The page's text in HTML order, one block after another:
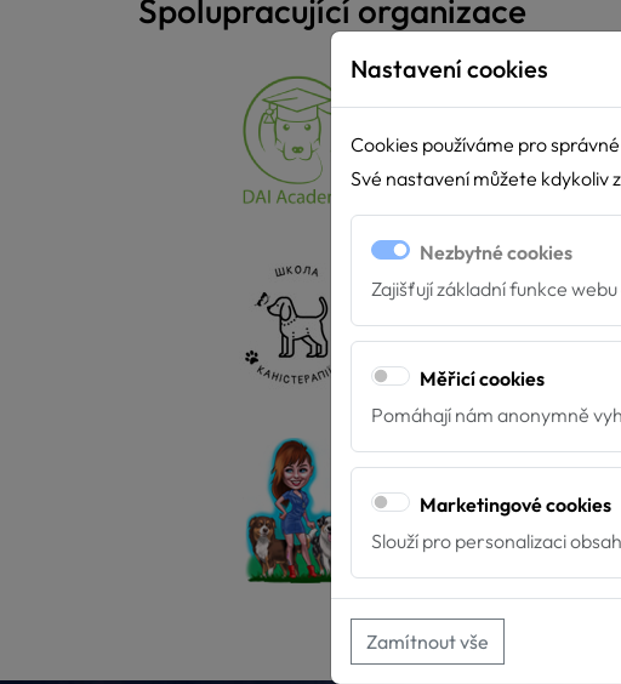
Spolupracující organizace
Nastavení cookies
Cookies používáme pro
Své nastavení můžete kdykoliv
Nezbytné cookies
Zajišťují základní funkce
Měřicí cookies
Pomáhají nám anonymně
Marketingové cookies
Slouží pro personalizaci
Zamítnout vše